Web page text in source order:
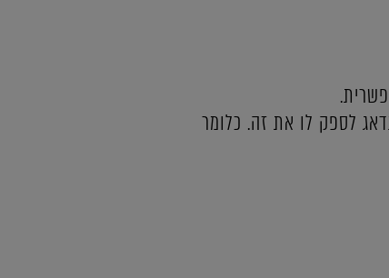
לספק לו את זה. כלומר